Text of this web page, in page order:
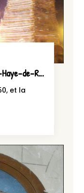
Le feu de saint Clair de La-Haye-de-Routot 2009
et la